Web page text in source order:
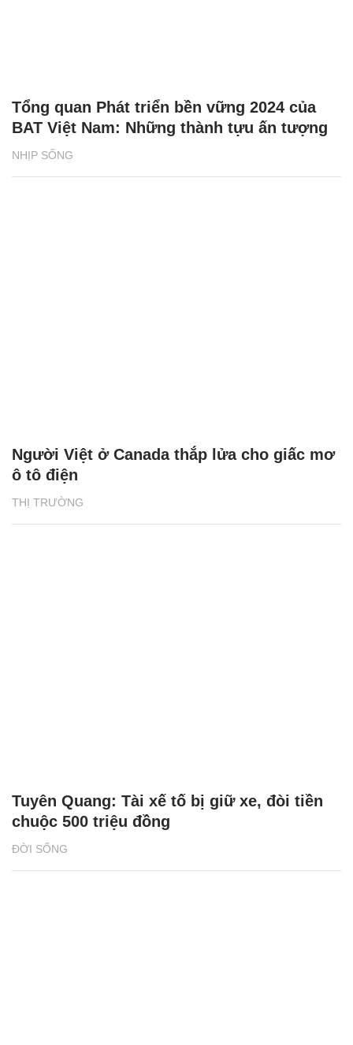
NHỊP SỐNG
Tổng quan Phát triển bền vững 2024 của
BAT Việt Nam: Những thành tựu ấn tượng
THỊ TRƯỜNG
Người Việt ở Canada thắp lửa cho giấc mơ
ô tô điện
ĐỜI SỐNG
Tuyên Quang: Tài xế tố bị giữ xe, đòi tiền
chuộc 500 triệu đồng